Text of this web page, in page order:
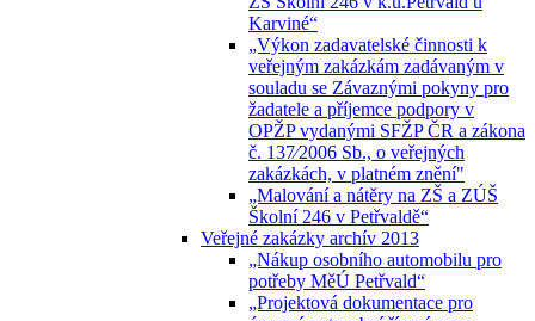
Karviné“
„Výkon zadavatelské činnosti k
veřejným zakázkám zadávaným v
souladu se Závaznými pokyny pro
žadatele a příjemce podpory v
OPŽP vydanými SFŽP ČR a zákona
č. 137⁄2006 Sb., o veřejných
zakázkách, v platném znění"
„Malování a nátěry na ZŠ a ZÚŠ
Školní 246 v Petřvaldě“
Veřejné zakázky archív 2013
„Nákup osobního automobilu pro
potřeby MěÚ Petřvald“
„Projektová dokumentace pro